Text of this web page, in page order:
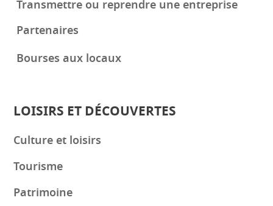
Transmettre ou reprendre une entreprise
Partenaires
Bourses aux locaux
LOISIRS ET DÉCOUVERTES
Culture et loisirs
Tourisme
Patrimoine